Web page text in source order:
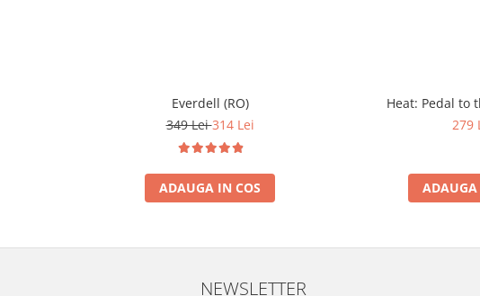
Everdell (RO)
349 Lei314 Lei
ADAUGA IN COS
Heat: Pedal to
279
ADAUGA
NEWSLETTER